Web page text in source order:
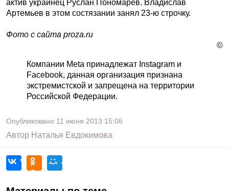
актив украинец Руслан Пономарев. Владислав
Артемьев в этом состязании занял 23-ю строчку.
Фото с сайта proza.ru
©
Компании Meta принадлежат Instagram и
Facebook, данная организация признана
экстремистской и запрещена на территории
Российской Федерации.
Опубликовано 11 июня 2013 15:06
Автор Наталья Евдокимова